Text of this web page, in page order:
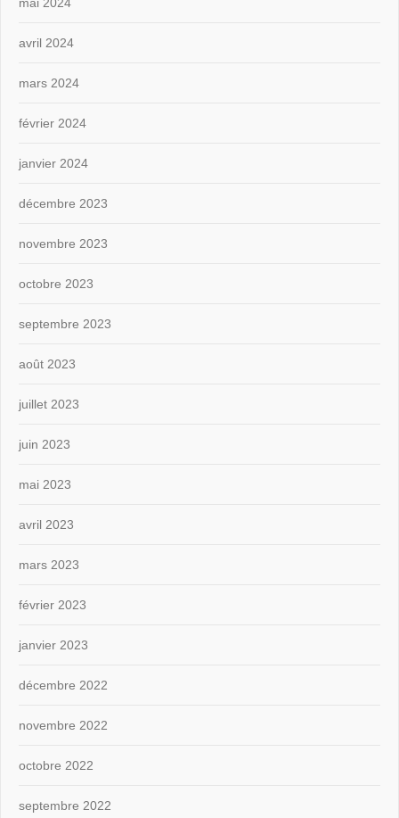
avril 2024
mars 2024
février 2024
janvier 2024
décembre 2023
novembre 2023
octobre 2023
septembre 2023
août 2023
juillet 2023
juin 2023
mai 2023
avril 2023
mars 2023
février 2023
janvier 2023
décembre 2022
novembre 2022
octobre 2022
septembre 2022